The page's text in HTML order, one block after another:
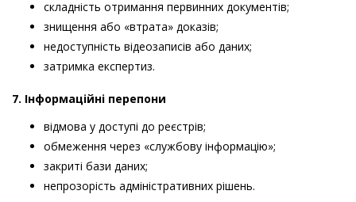
складність отримання первинних документів;
знищення або «втрата» доказів;
недоступність відеозаписів або даних;
затримка експертиз.
7. Інформаційні перепони
відмова у доступі до реєстрів;
обмеження через «службову інформацію»;
закриті бази даних;
непрозорість адміністративних рішень.